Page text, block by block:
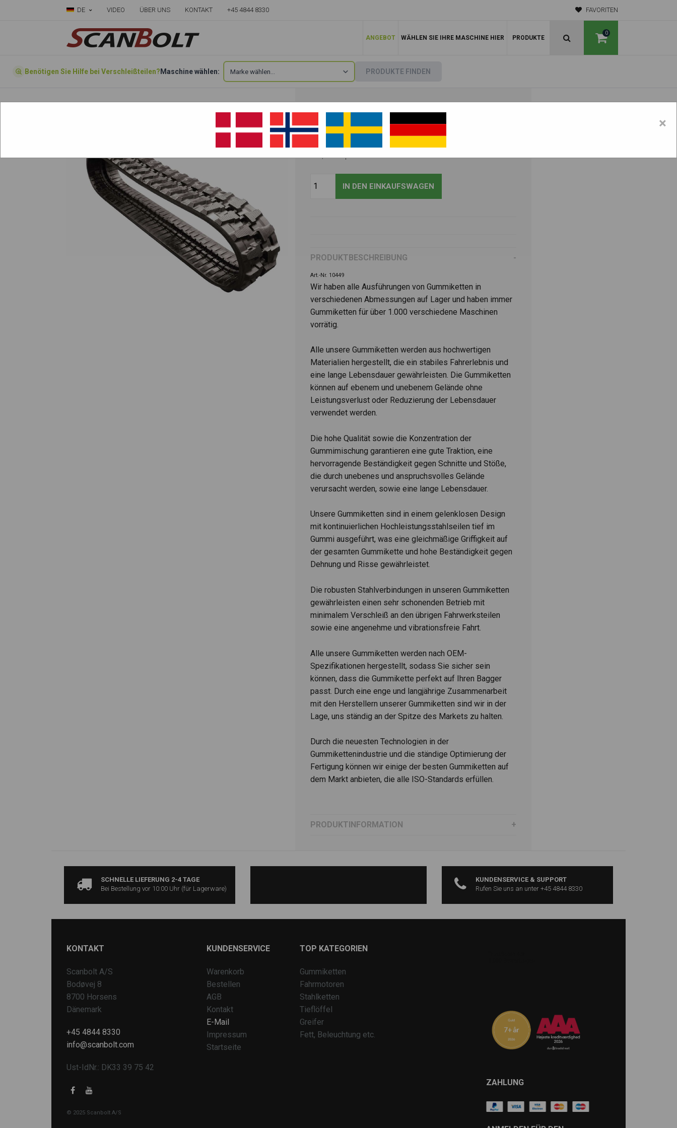
DE VIDEO ÜBER UNS KONTAKT +45 4844 8330 FAVORITEN
0
ANGEBOT WÄHLEN SIE IHRE MASCHINE HIER PRODUKTE
Benötigen Sie Hilfe bei Verschleißteilen? Maschine wählen: PRODUKTE FINDEN
GUMMIKETTE 230X54X84
584,62 EUR pr. stk.
PRODUKTBESCHREIBUNG
Art.-Nr. 10449
Wir haben alle Ausführungen von Gummiketten in
verschiedenen Abmessungen auf Lager und haben immer
Gummiketten für über 1.000 verschiedene Maschinen
vorrätig.
Alle unsere Gummiketten werden aus hochwertigen
Materialien hergestellt, die ein stabiles Fahrerlebnis und
eine lange Lebensdauer gewährleisten. Die Gummiketten
können auf ebenem und unebenem Gelände ohne
Leistungsverlust oder Reduzierung der Lebensdauer
verwendet werden.
Die hohe Qualität sowie die Konzentration der
Gummimischung garantieren eine gute Traktion, eine
hervorragende Beständigkeit gegen Schnitte und Stöße,
die durch unebenes und anspruchsvolles Gelände
verursacht werden, sowie eine lange Lebensdauer.
Unsere Gummiketten sind in einem gelenklosen Design
mit kontinuierlichen Hochleistungsstahlseilen tief im
Gummi ausgeführt, was eine gleichmäßige Griffigkeit auf
der gesamten Gummikette und hohe Beständigkeit gegen
Dehnung und Risse gewährleistet.
Die robusten Stahlverbindungen in unseren Gummiketten
gewährleisten einen sehr schonenden Betrieb mit
minimalem Verschleiß an den übrigen Fahrwerksteilen
sowie eine angenehme und vibrationsfreie Fahrt.
Alle unsere Gummiketten werden nach OEM-
Spezifikationen hergestellt, sodass Sie sicher sein
können, dass die Gummikette perfekt auf Ihren Bagger
passt. Durch eine enge und langjährige Zusammenarbeit
mit den Herstellern unserer Gummiketten sind wir in der
Lage, uns ständig an der Spitze des Markets zu halten.
Durch die neuesten Technologien in der
Gummikettenindustrie und die ständige Optimierung der
Fertigung können wir einige der besten Gummiketten auf
dem Markt anbieten, die alle ISO-Standards erfüllen.
PRODUKTINFORMATION
SCHNELLE LIEFERUNG 2-4 TAGE
Bei Bestellung vor 10:00 Uhr (für Lagerware)
KUNDENSERVICE & SUPPORT
Rufen Sie uns an unter +45 4844 8330
KONTAKT
Scanbolt A/S
Bodøvej 8
8700 Horsens
Dänemark
+45 4844 8330
info@scanbolt.com
Ust-IdNr.: DK33 39 75 42
© 2025 Scanbolt A/S
KUNDENSERVICE
Warenkorb
Bestellen
AGB
Kontakt
E-Mail
Impressum
Startseite
TOP KATEGORIEN
Gummiketten
Fahrmotoren
Stahlketten
Tieflöffel
Greifer
Fett, Beleuchtung etc.
ZAHLUNG
×